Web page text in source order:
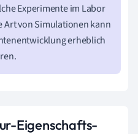
Experimente im Labor
von Simulationen kann
erheblich
Eigenschafts-